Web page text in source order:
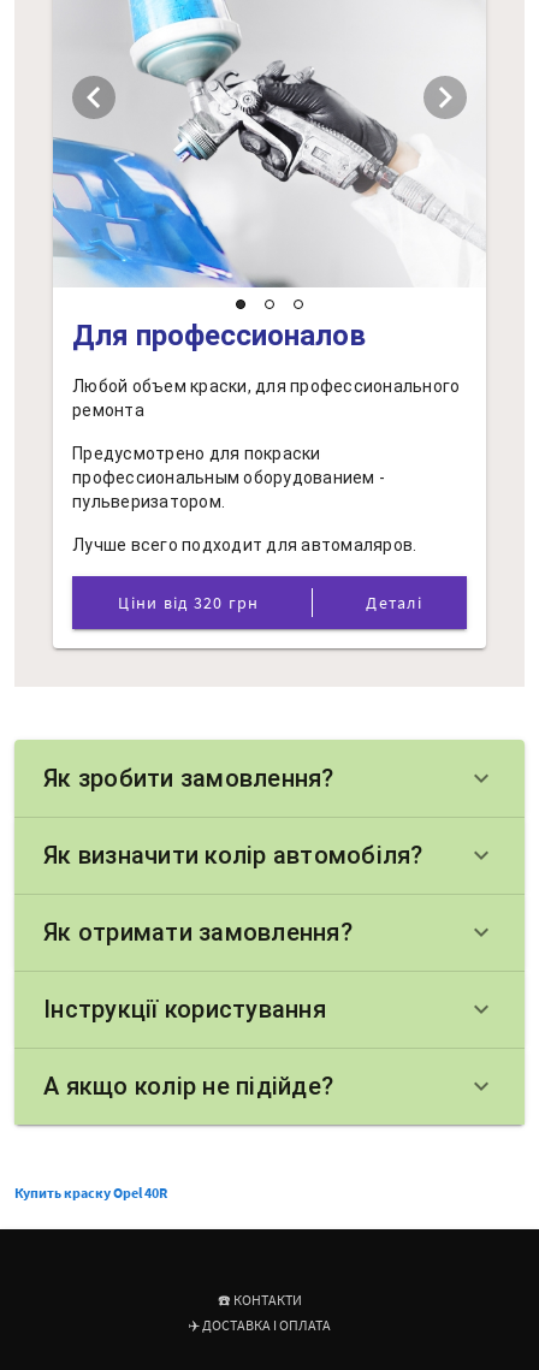
chevron_left chevron_right
Для профессионалов
Любой объем краски, для профессионального
ремонта
Предусмотрено для покраски
профессиональным оборудованием -
пульверизатором.
Лучше всего подходит для автомаляров.
Ціни від 320 грн Деталі
Як зробити замовлення? keyboard_arrow_down
Як визначити колір автомобіля? keyboard_arrow_down
Як отримати замовлення? keyboard_arrow_down
Інструкції користування keyboard_arrow_down
А якщо колір не підійде? keyboard_arrow_down
Купить краску Opel 40R
☎️ КОНТАКТИ
✈️ ДОСТАВКА І ОПЛАТА